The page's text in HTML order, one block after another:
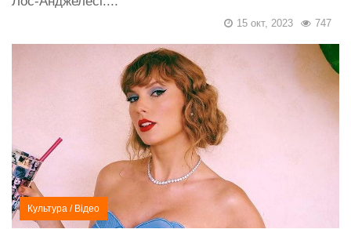
747
15 окт, 2023
Культура / Відео